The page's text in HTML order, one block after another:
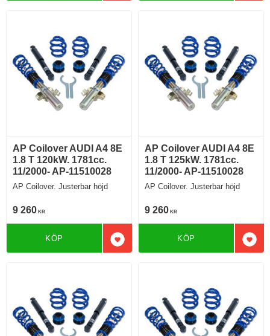
AP Coilover AUDI A4 8E
1.8 T 120kW. 1781cc.
11/2000- AP-11510028
AP Coilover. Justerbar höjd
9 260 KR
Lägg till i favoriter
KÖP
AP Coilover AUDI A4 8E
1.8 T 125kW. 1781cc.
11/2000- AP-11510028
AP Coilover. Justerbar höjd
9 260 KR
KÖP